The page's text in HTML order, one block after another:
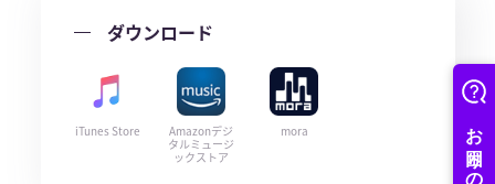
ダウンロード
iTunes Store
Amazonデジ
タルミュージ
ックストア
mora